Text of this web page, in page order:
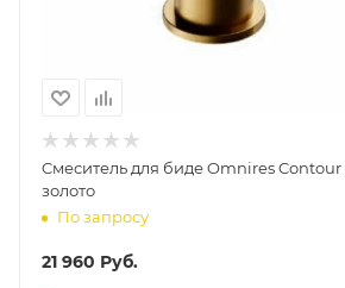
Cмеситель для биде Omnires Contour
золото
По запросу
21 960 Руб.